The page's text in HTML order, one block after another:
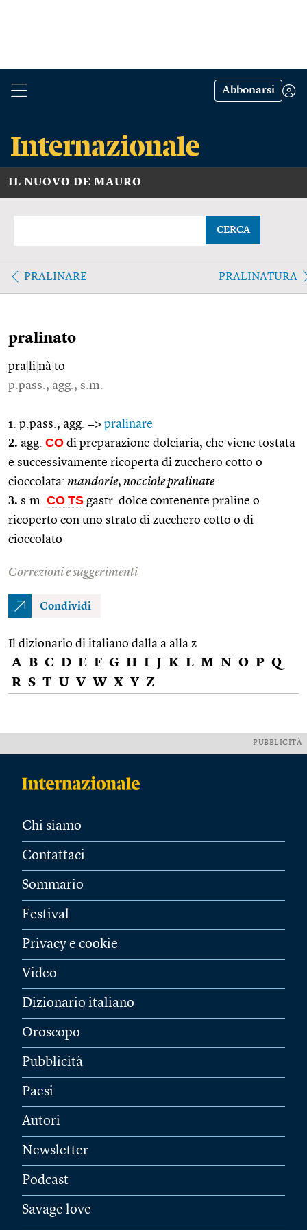
Abbonarsi
IL NUOVO DE MAURO
CERCA
PRALINARE PRALINATURA
pralinato
pra li nà to
p.pass., agg., s.m.
1. p.pass., agg. => pralinare
2. agg. CO di preparazione dolciaria, che viene tostata
e successivamente ricoperta di zucchero cotto o
cioccolata: mandorle, nocciole pralinate
3. s.m. CO TS gastr. dolce contenente praline o
ricoperto con uno strato di zucchero cotto o di
cioccolato
Correzioni e suggerimenti
Condividi
Il dizionario di italiano dalla a alla z
A B C D E F G H I J K L M N O P Q
R S T U V W X Y Z
PUBBLICITÀ
Chi siamo
Contattaci
Sommario
Festival
Privacy e cookie
Video
Dizionario italiano
Oroscopo
Pubblicità
Paesi
Autori
Newsletter
Podcast
Savage love